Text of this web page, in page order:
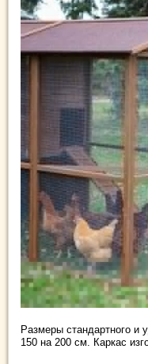
Размеры стандартного и
150 на 200 см. Каркас